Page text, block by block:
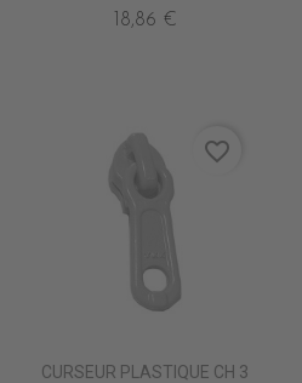
18,86 €
CURSEUR PLASTIQUE CH 3
favorite_border